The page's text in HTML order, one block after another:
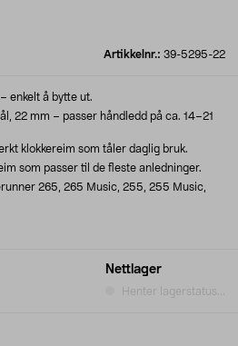
Artikkelnr.: 39-5295-22
Nettlager
Henter lagerstatus...
enkelt å bytte ut.
22 mm – passer håndledd på ca. 14–21
klokkereim som tåler daglig bruk.
som passer til de fleste anledninger.
265, 265 Music, 255, 255 Music,